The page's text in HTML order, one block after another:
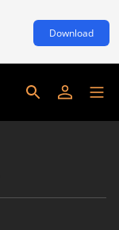
Download